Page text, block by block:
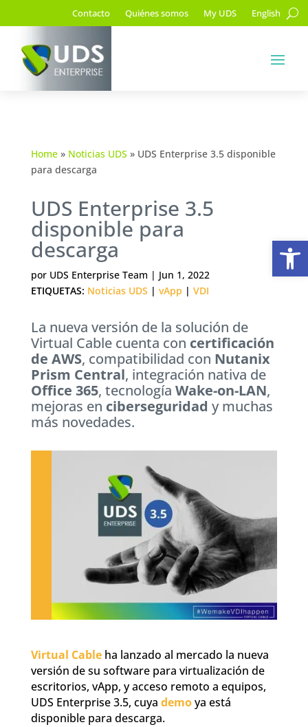
Contacto Quiénes somos My UDS English
Home» Noticias UDS » UDS Enterprise 3.5 disponible
para descarga
UDS Enterprise 3.5
disponible para
descarga
por UDS Enterprise Team | Jun 1, 2022
ETIQUETAS: Noticias UDS | vApp | VDI
La nueva versión de la solución de
Virtual Cable cuenta con certificación
de AWS, compatibilidad con Nutanix
Prism Central, integración nativa de
Office 365, tecnología Wake-on-LAN,
mejoras en ciberseguridad y muchas
más novedades.
Virtual Cableha lanzado al mercado la nueva
versión de su software para virtualización de
escritorios, vApp, y acceso remoto a equipos,
UDS Enterprise 3.5, cuya demoya está
disponible para descarga.